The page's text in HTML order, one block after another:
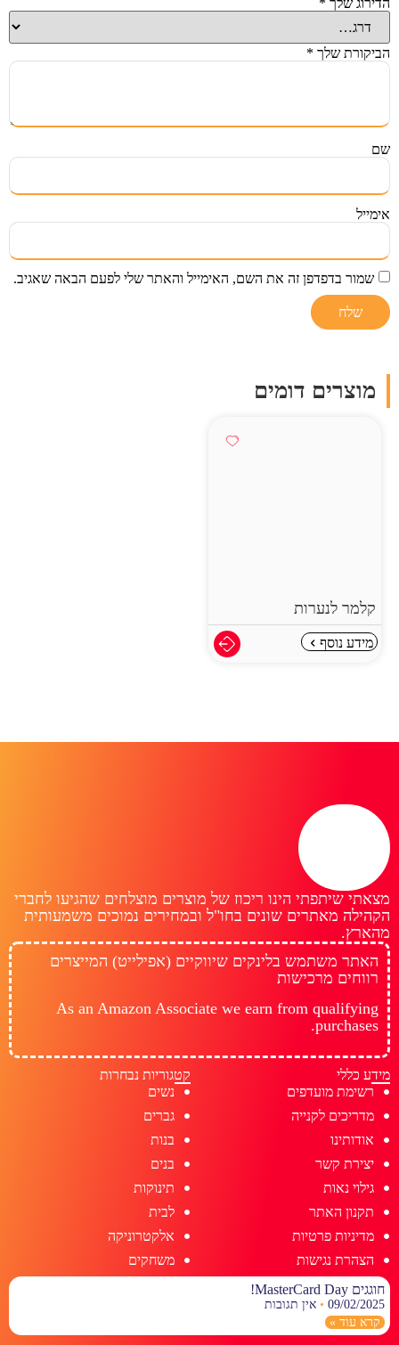
הביקורת שלך *
שם
אימייל
שמור בדפדפן זה את השם, האימייל והאתר שלי לפעם הבאה שאגיב.
מוצרים דומים
קלמר לנערות
מידע נוסף
מצאתי שיתפתי הינו ריכוז של מוצרים מוצלחים שהגיעו לחברי
הקהילה מאתרים שונים בחו"ל ובמחירים נמוכים משמעותית
מהארץ.
האתר משתמש בלינקים שיווקיים (אפילייט) המייצרים
רווחים מרכישות
As an Amazon Associate we earn from qualifying
purchases.
מידע כללי
רשימת מועדפים
מדריכים לקנייה
אודותינו
יצירת קשר
גילוי נאות
תקנון האתר
מדיניות פרטיות
הצהרת נגישות
קטגוריות נבחרות
נשים
גברים
בנות
בנים
תינוקות
לבית
אלקטרוניקה
משחקים
חוגגים MasterCard Day!
09/02/2025
אין תגובות
קרא עוד »